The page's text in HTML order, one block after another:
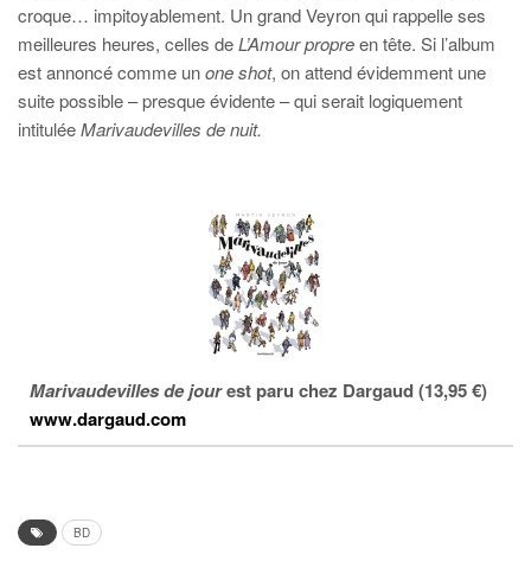
croque… impitoyablement. Un grand Veyron qui rappelle ses
meilleures heures, celles deL’Amour propreen tête. Si l’album
est annoncé comme unone shot, on attend évidemment une
suite possible – presque évidente – qui serait logiquement
intituléeMarivaudevilles de nuit.
Marivaudevilles de jourest paru chez Dargaud (13,95 €)
www.dargaud.com
BD